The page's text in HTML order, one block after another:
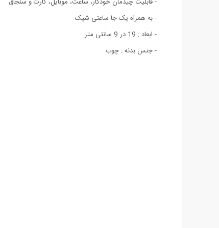
- به‌ همراه یک جا ساعتی شیک
- ابعاد : 19 در 9 سانتی متر
- جنس بدنه : چوب